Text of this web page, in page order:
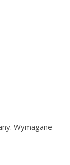
Wymagane